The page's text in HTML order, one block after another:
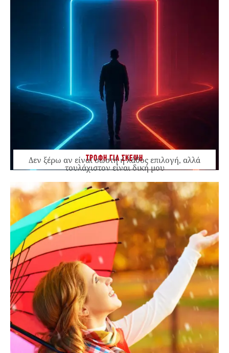
ΤΡΟΦΗ ΓΙΑ ΣΚΕΨΗ
Δεν ξέρω αν είναι σωστή ή λάθος επιλογή, αλλά
τουλάχιστον είναι δική μου